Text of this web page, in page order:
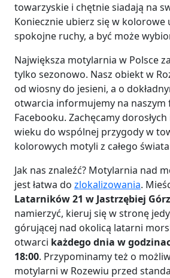
towarzyskie i chętnie siadają na
Koniecznie ubierz się w kolorowe
spokojne ruchy, a być może
Największa motylarnia w Polsce
tylko sezonowo. Nasz obiekt w
od wiosny do jesieni, a o
otwarcia informujemy na naszym
Facebooku. Zachęcamy
wieku do wspólnej przygody w
kolorowych motyli z całego
Jak nas znaleźć? Motylarnia nad
jest łatwa do zlokalizowania.
Latarników 21 w Jastrzębiej
namierzyć, kieruj się w stronę
górującej nad okolicą latarni
otwarci każdego dnia w
18:00. Przypominamy też o
motylarni w Rozewiu przed